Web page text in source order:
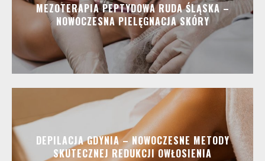
MEZOTERAPIA PEPTYDOWA RUDA ŚLĄSKA –
NOWOCZESNA PIELĘGNACJA SKÓRY
DEPILACJA GDYNIA – NOWOCZESNE METODY
SKUTECZNEJ REDUKCJI OWŁOSIENIA